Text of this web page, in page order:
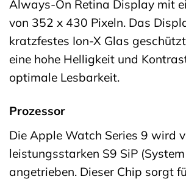
Always-On Retina Display mit
von 352 x 430 Pixeln. Das
kratzfestes Ion-X Glas
eine hohe Helligkeit und
optimale Lesbarkeit.
Prozessor
Die Apple Watch Series 9 wird
leistungsstarken S9 SiP
angetrieben. Dieser Chip sorgt